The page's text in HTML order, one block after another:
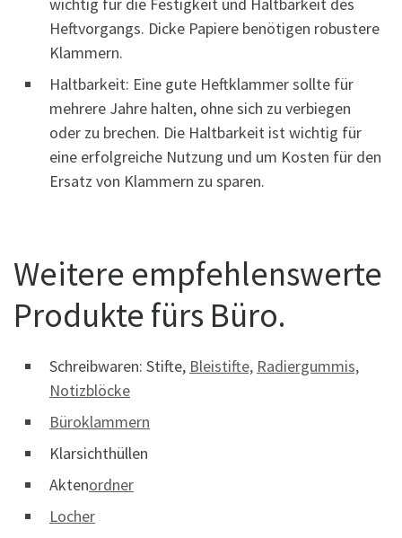
wichtig für die Festigkeit und Haltbarkeit des
Heftvorgangs. Dicke Papiere benötigen robustere
Klammern.
Haltbarkeit: Eine gute Heftklammer sollte für
mehrere Jahre halten, ohne sich zu verbiegen
oder zu brechen. Die Haltbarkeit ist wichtig für
eine erfolgreiche Nutzung und um Kosten für den
Ersatz von Klammern zu sparen.
Weitere empfehlenswerte
Produkte fürs Büro.
Schreibwaren: Stifte, Bleistifte, Radiergummis,
Notizblöcke
Büroklammern
Klarsichthüllen
Aktenordner
Locher